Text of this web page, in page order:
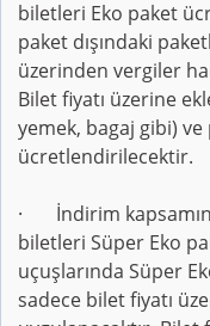
biletleri Eko paket
paket dışındaki
üzerinden vergiler
Bilet fiyatı üzerine
yemek, bagaj gibi) ve
ücretlendirilecektir.
· İndirim
biletleri Süper Eko
uçuşlarında Süper
sadece bilet fiyatı